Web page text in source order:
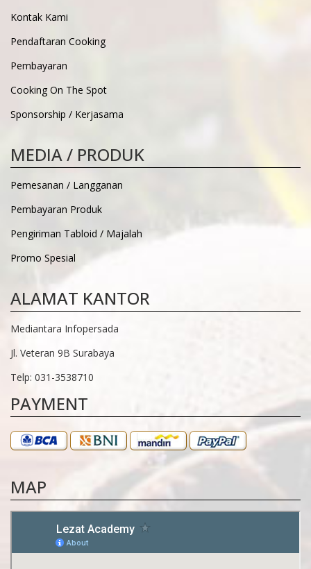
Kontak Kami
Pendaftaran Cooking
Pembayaran
Cooking On The Spot
Sponsorship / Kerjasama
MEDIA / PRODUK
Pemesanan / Langganan
Pembayaran Produk
Pengiriman Tabloid / Majalah
Promo Spesial
ALAMAT KANTOR
Mediantara Infopersada
Jl. Veteran 9B Surabaya
Telp: 031-3538710
PAYMENT
MAP